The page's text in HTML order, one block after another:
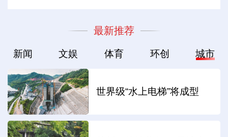
最新推荐
新闻 文娱 体育 环创 城市
世界级“水上电梯”将成型